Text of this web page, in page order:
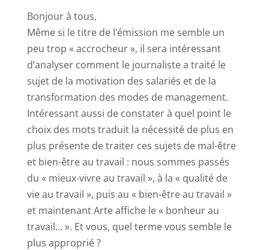
Bonjour à tous,
Même si le titre de l’émission me semble un
peu trop « accrocheur », il sera intéressant
d’analyser comment le journaliste a traité le
sujet de la motivation des salariés et de la
transformation des modes de management.
Intéressant aussi de constater à quel point le
choix des mots traduit la nécessité de plus en
plus présente de traiter ces sujets de mal-être
et bien-être au travail : nous sommes passés
du « mieux-vivre au travail », à la « qualité de
vie au travail », puis au « bien-être au travail »
et maintenant Arte affiche le « bonheur au
travail… ». Et vous, quel terme vous semble le
plus approprié ?